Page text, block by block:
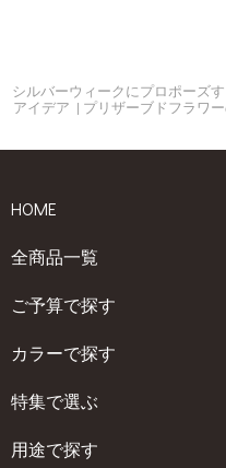
シルバーウィークにプロポーズ
アイデア | プリザーブドフラワ
HOME
全商品一覧
ご予算で探す
カラーで探す
特集で選ぶ
用途で探す